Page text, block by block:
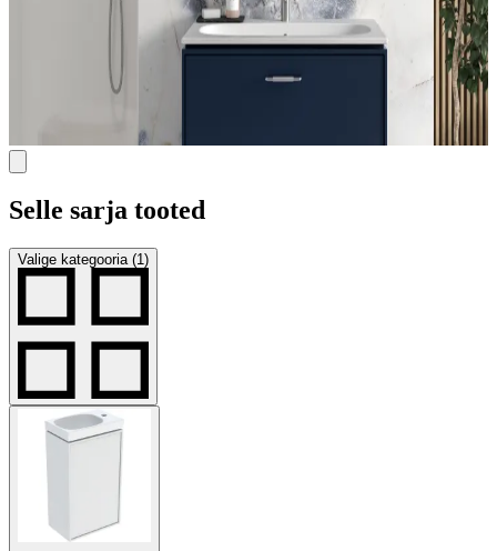
Selle sarja tooted
Valige kategooria (1)